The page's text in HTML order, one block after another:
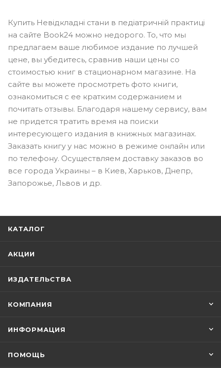
Купить Невідкладні стани в педіатричній практиці
на сайте Book24 можно недорого. То, что мы
предлагаем ваше любимое издание по лучшей
цене, вы убедитесь, сравнив наши цены со
стоимостью книг в стационарном магазине. На
сайте вы можете просмотреть фото книги,
ознакомиться с ее кратким содержанием и
почитать отзывы. Благодаря нашему сервису, вам
не придется тратить время на поиски
интересующего издания в книжных магазинах.
Заказать книгу у нас можно в режиме онлайн или
по телефону. Осуществляем доставку заказов во
все города Украины – в Киев, Харьков, Днепр,
Запорожье, Львов и др.
КАТАЛОГ
АКЦИИ
ИЗДАТЕЛЬСТВА
КОМПАНИЯ
ИНФОРМАЦИЯ
ПОМОЩЬ